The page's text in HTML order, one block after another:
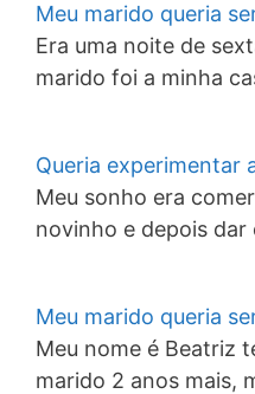
Meu marido queria
Era uma noite de
marido foi a minha
Queria experimentar
Meu sonho era
novinho e depois
Meu marido queria
Meu nome é Beatriz
marido 2 anos mais,